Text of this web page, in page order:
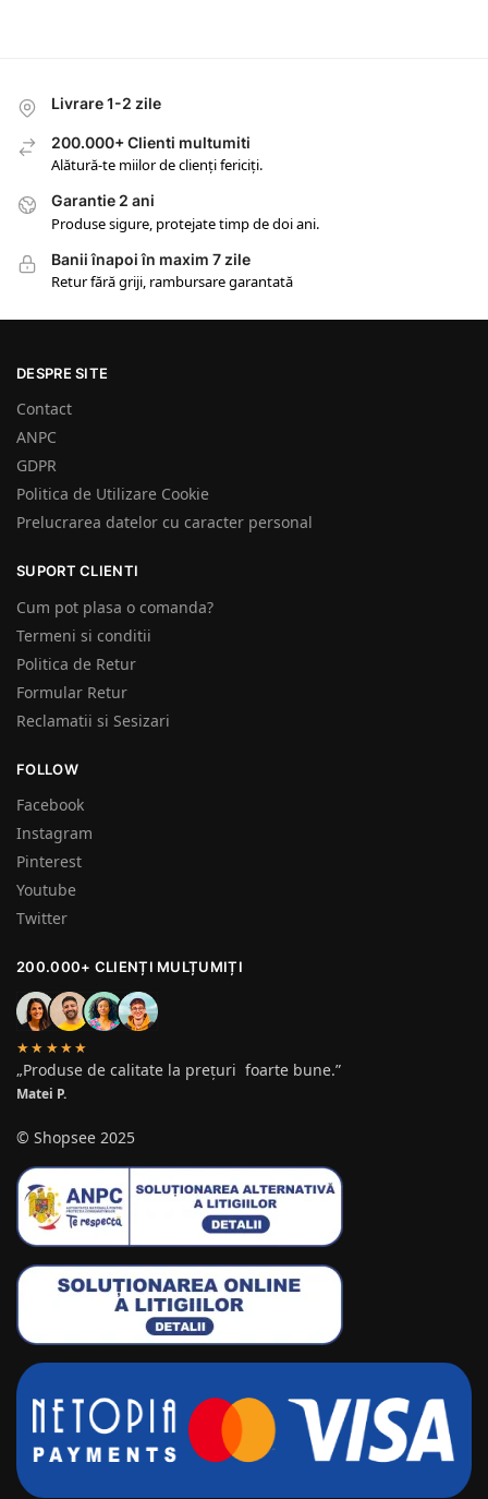
Livrare 1-2 zile
200.000+ Clienti multumiti
Alătură-te miilor de clienți fericiți.
Garantie 2 ani
Produse sigure, protejate timp de doi ani.
Banii înapoi în maxim 7 zile
Retur fără griji, rambursare garantată
DESPRE SITE
Contact
ANPC
GDPR
Politica de Utilizare Cookie
Prelucrarea datelor cu caracter personal
SUPORT CLIENTI
Cum pot plasa o comanda?
Termeni si conditii
Politica de Retur
Formular Retur
Reclamatii si Sesizari
FOLLOW
Facebook
Instagram
Pinterest
Youtube
Twitter
200.000+ CLIENȚI MULȚUMIȚI
★★★★★
„Produse de calitate la prețuri foarte bune.”
Matei P.
© Shopsee 2025